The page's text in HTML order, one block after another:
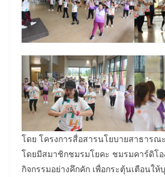
โดย โครงการสื่อสารนโยบายสาธารณ
โดยมีสมาชิกชมรมโยคะ ชมรมคาร์ดิโอ
กิจกรรมอย่างคึกคัก เพื่อกระตุ้นเตือนใ